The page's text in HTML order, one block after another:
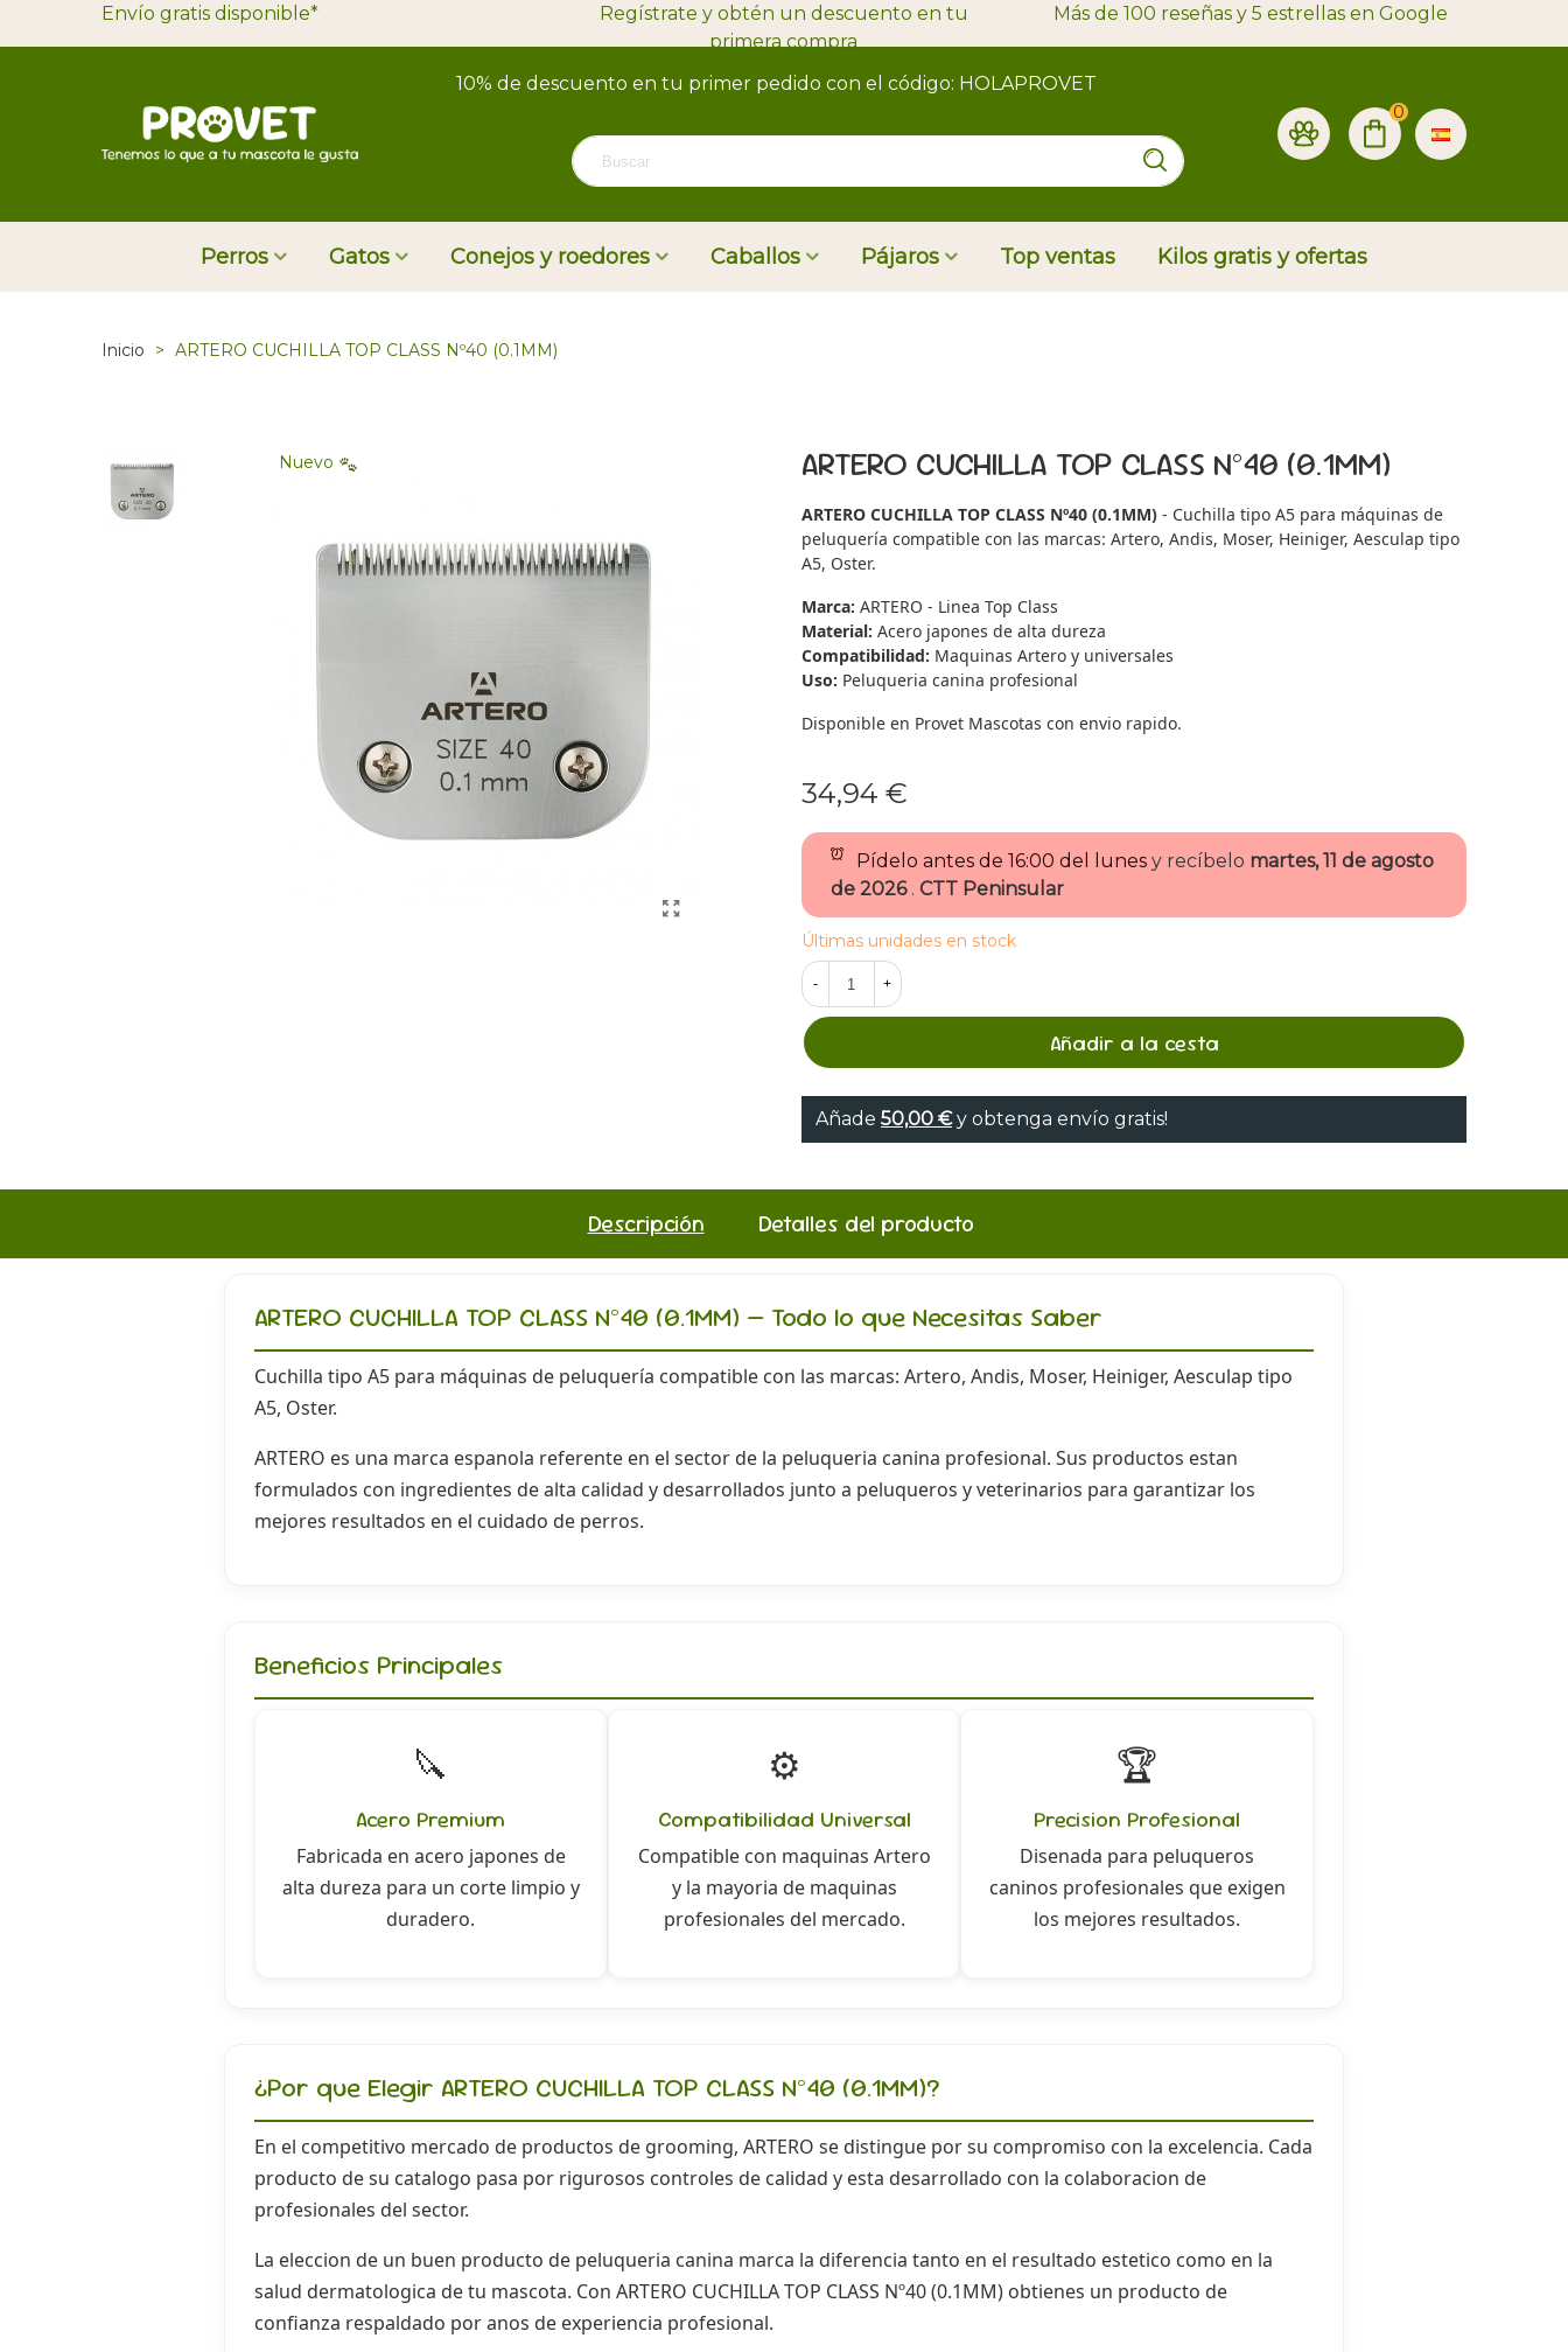
Envío gratis disponible*
Regístrate y obtén un descuento en tu
primera compra
Más de 100 reseñas y 5 estrellas en Google
10% de descuento en tu primer pedido con el código: HOLAPROVET
0
Perros Gatos Conejos y roedores Caballos Pájaros Top ventas Kilos gratis y ofertas
Inicio > ARTERO CUCHILLA TOP CLASS Nº40 (0.1MM)
Nuevo ARTERO CUCHILLA TOP CLASS Nº40 (0.1MM)
ARTERO CUCHILLA TOP CLASS Nº40 (0.1MM) - Cuchilla tipo A5 para máquinas de
peluquería compatible con las marcas: Artero, Andis, Moser, Heiniger, Aesculap tipo
A5, Oster.
Marca: ARTERO - Linea Top Class
Material: Acero japones de alta dureza
Compatibilidad: Maquinas Artero y universales
Uso: Peluqueria canina profesional
Disponible en Provet Mascotas con envio rapido.
34,94 €
Pídelo antes de 16:00 del lunes y recíbelo martes, 11 de agosto
de 2026 . CTT Peninsular
Últimas unidades en stock
- +
Añadir a la cesta
Añade 50,00 €y obtenga envío gratis!
Descripción Detalles del producto
ARTERO CUCHILLA TOP CLASS Nº40 (0.1MM) — Todo lo que Necesitas Saber
Cuchilla tipo A5 para máquinas de peluquería compatible con las marcas: Artero, Andis, Moser, Heiniger, Aesculap tipo
A5, Oster.
ARTERO es una marca espanola referente en el sector de la peluqueria canina profesional. Sus productos estan
formulados con ingredientes de alta calidad y desarrollados junto a peluqueros y veterinarios para garantizar los
mejores resultados en el cuidado de perros.
Beneficios Principales
🔪
Acero Premium
Fabricada en acero japones de
alta dureza para un corte limpio y
duradero.
⚙️
Compatibilidad Universal
Compatible con maquinas Artero
y la mayoria de maquinas
profesionales del mercado.
🏆
Precision Profesional
Disenada para peluqueros
caninos profesionales que exigen
los mejores resultados.
¿Por que Elegir ARTERO CUCHILLA TOP CLASS Nº40 (0.1MM)?
En el competitivo mercado de productos de grooming, ARTERO se distingue por su compromiso con la excelencia. Cada
producto de su catalogo pasa por rigurosos controles de calidad y esta desarrollado con la colaboracion de
profesionales del sector.
La eleccion de un buen producto de peluqueria canina marca la diferencia tanto en el resultado estetico como en la
salud dermatologica de tu mascota. Con ARTERO CUCHILLA TOP CLASS Nº40 (0.1MM) obtienes un producto de
confianza respaldado por anos de experiencia profesional.